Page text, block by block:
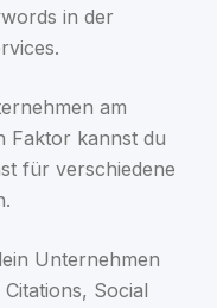
in der
am
Faktor kannst du
für verschiedene
Unternehmen
Social